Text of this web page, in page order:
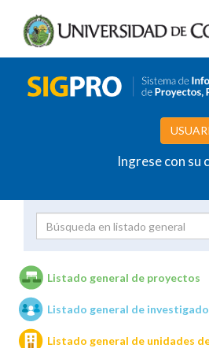
Ingrese con
Unidades de investigación
Listado general de proyectos
Listado general de
Listado general de unidades